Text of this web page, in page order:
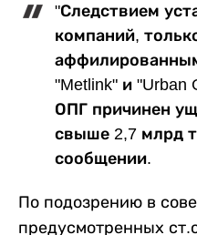
"Следствием
компаний,
"Metlink" и "Urban
ОПГ причинен
свыше 2,7 млрд
сообщении.
По подозрению в
предусмотренных